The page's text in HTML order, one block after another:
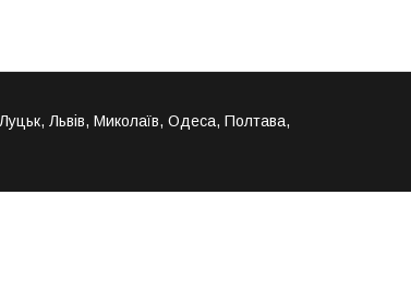
Львів, Миколаїв, Одеса, Полтава,